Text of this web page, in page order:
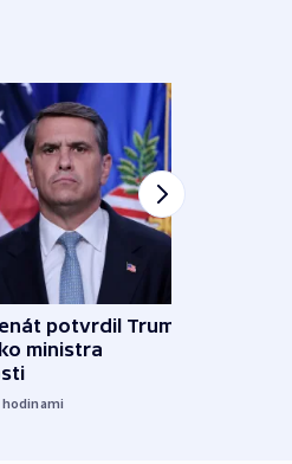
potvrdil Trumpova
ministra
hodinami